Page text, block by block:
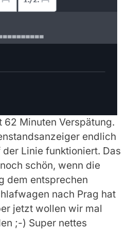
62 Minuten Verspätung.
endlich
Linie funktioniert. Das
schön, wenn die
dem entsprechen
nach Prag hat
jetzt wollen wir mal
;-) Super nettes